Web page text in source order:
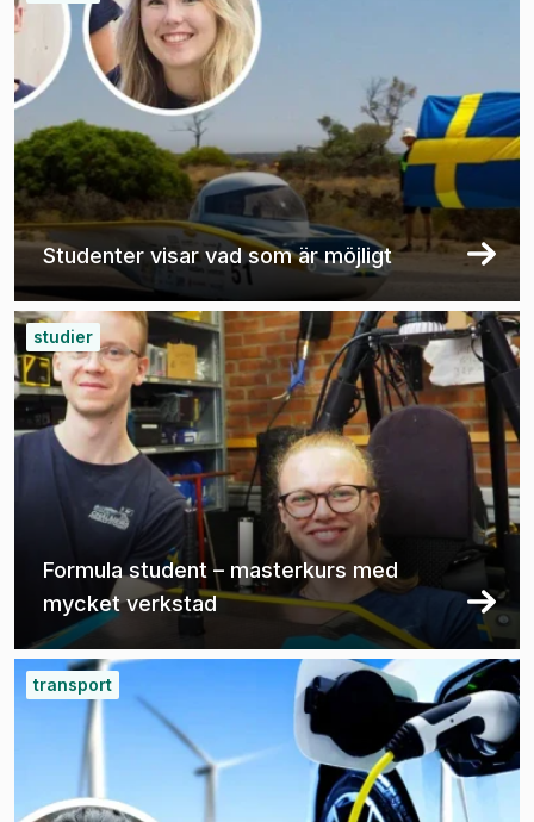
Studenter visar vad som är möjligt
studier
Formula student – masterkurs med
mycket verkstad
transport